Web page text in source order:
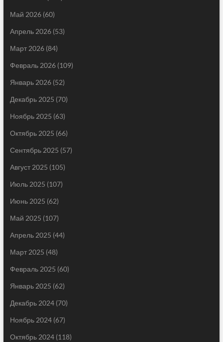
Май 2026(60)
Апрель 2026(53)
Март 2026(84)
Февраль 2026(109)
Январь 2026(52)
Декабрь 2025 (70)
Ноябрь 2025 (63)
Октябрь 2025 (66)
Сентябрь 2025 (57)
Август 2025 (105)
Июль 2025 (107)
Июнь 2025 (62)
Май 2025 (107)
Апрель 2025 (44)
Март 2025 (48)
Февраль 2025 (60)
Январь 2025 (62)
Декабрь 2024(70)
Ноябрь 2024(67)
Октябрь 2024(118)